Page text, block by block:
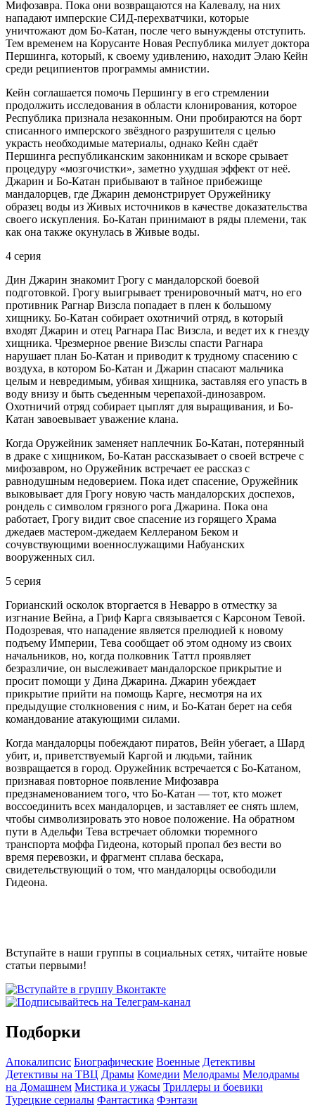
Мифозавра. Пока они возвращаются на Калевалу, на них
нападают имперские СИД-перехватчики, которые
уничтожают дом Бо-Катан, после чего вынуждены отступить.
Тем временем на Корусанте Новая Республика милует доктора
Першинга, который, к своему удивлению, находит Элаю Кейн
среди реципиентов программы амнистии.
Кейн соглашается помочь Першингу в его стремлении
продолжить исследования в области клонирования, которое
Республика признала незаконным. Они пробираются на борт
списанного имперского звёздного разрушителя с целью
украсть необходимые материалы, однако Кейн сдаёт
Першинга республиканским законникам и вскоре срывает
процедуру «мозгочистки», заметно ухудшая эффект от неё.
Джарин и Бо-Катан прибывают в тайное прибежище
мандалорцев, где Джарин демонстрирует Оружейнику
образец воды из Живых источников в качестве доказательства
своего искупления. Бо-Катан принимают в ряды племени, так
как она также окунулась в Живые воды.
4 серия
Дин Джарин знакомит Грогу с мандалорской боевой
подготовкой. Грогу выигрывает тренировочный матч, но его
противник Рагнар Визсла попадает в плен к большому
хищнику. Бо-Катан собирает охотничий отряд, в который
входят Джарин и отец Рагнара Пас Визсла, и ведет их к гнезду
хищника. Чрезмерное рвение Визслы спасти Рагнара
нарушает план Бо-Катан и приводит к трудному спасению с
воздуха, в котором Бо-Катан и Джарин спасают мальчика
целым и невредимым, убивая хищника, заставляя его упасть в
воду внизу и быть съеденным черепахой-динозавром.
Охотничий отряд собирает цыплят для выращивания, и Бо-
Катан завоевывает уважение клана.
Когда Оружейник заменяет наплечник Бо-Катан, потерянный
в драке с хищником, Бо-Катан рассказывает о своей встрече с
мифозавром, но Оружейник встречает ее рассказ с
равнодушным недоверием. Пока идет спасение, Оружейник
выковывает для Грогу новую часть мандалорских доспехов,
рондель с символом грязного рога Джарина. Пока она
работает, Грогу видит свое спасение из горящего Храма
джедаев мастером-джедаем Келлераном Беком и
сочувствующими военнослужащими Набуанских
вооруженных сил.
5 серия
Горианский осколок вторгается в Неварро в отместку за
изгнание Вейна, а Гриф Карга связывается с Карсоном Тевой.
Подозревая, что нападение является прелюдией к новому
подъему Империи, Тева сообщает об этом одному из своих
начальников, но, когда полковник Таттл проявляет
безразличие, он выслеживает мандалорское прикрытие и
просит помощи у Дина Джарина. Джарин убеждает
прикрытие прийти на помощь Карге, несмотря на их
предыдущие столкновения с ним, и Бо-Катан берет на себя
командование атакующими силами.
Когда мандалорцы побеждают пиратов, Вейн убегает, а Шард
убит, и, приветствуемый Каргой и людьми, тайник
возвращается в город. Оружейник встречается с Бо-Катаном,
признавая повторное появление Мифозавра
предзнаменованием того, что Бо-Катан — тот, кто может
воссоединить всех мандалорцев, и заставляет ее снять шлем,
чтобы символизировать это новое положение. На обратном
пути в Адельфи Тева встречает обломки тюремного
транспорта моффа Гидеона, который пропал без вести во
время перевозки, и фрагмент сплава бескара,
свидетельствующий о том, что мандалорцы освободили
Гидеона.
Вступайте в наши группы в социальных сетях, читайте новые
статьи первыми!
Подборки
Апокалипсис Биографические Военные Детективы
Детективы на ТВЦ Драмы Комедии Мелодрамы Мелодрамы
на Домашнем Мистика и ужасы Триллеры и боевики
Турецкие сериалы Фантастика Фэнтази